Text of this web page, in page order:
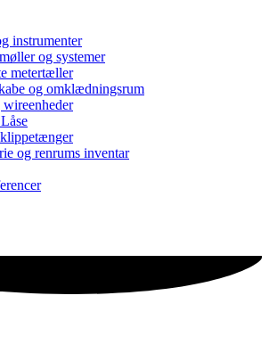
instrumenter
og systemer
metertæller
og omklædningsrum
og renrums inventar